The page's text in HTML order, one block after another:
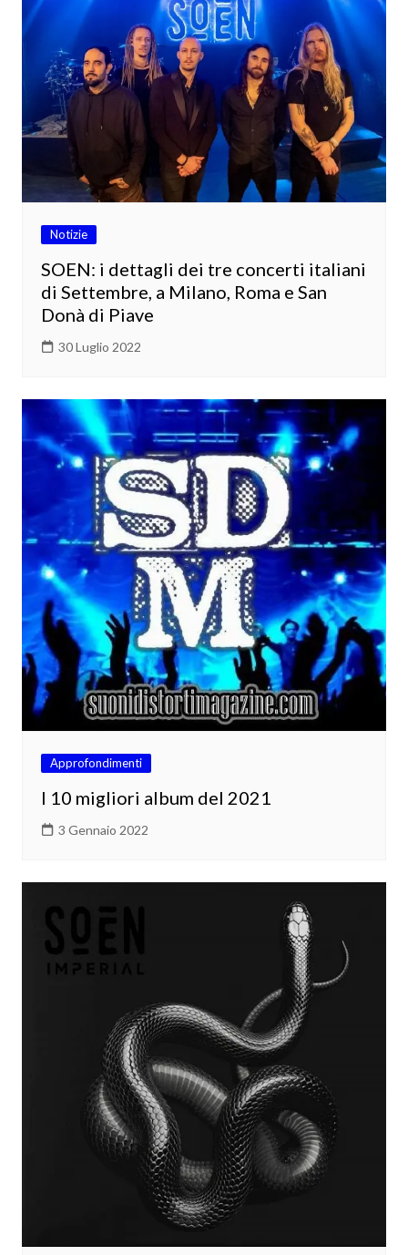
Notizie
SOEN: i dettagli dei tre concerti italiani
di Settembre, a Milano, Roma e San
Donà di Piave
30 Luglio 2022
Approfondimenti
I 10 migliori album del 2021
3 Gennaio 2022